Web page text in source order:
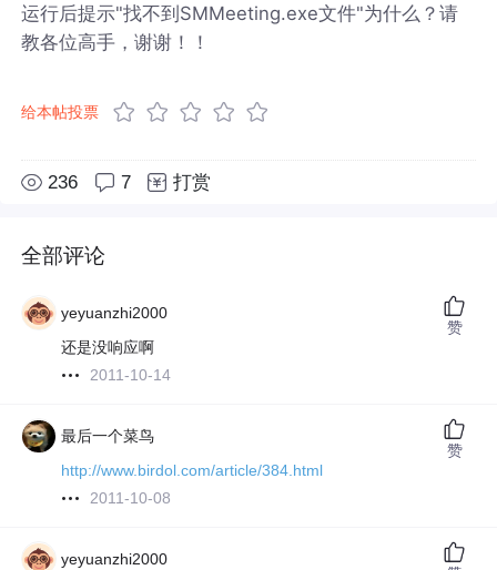
运行后提示"找不到SMMeeting.exe文件"为什么？请
教各位高手，谢谢！！
给本帖投票
236 7 打赏
全部评论
yeyuanzhi2000
还是没响应啊
2011-10-14
赞
最后一个菜鸟
http://www.birdol.com/article/384.html
2011-10-08
赞
yeyuanzhi2000